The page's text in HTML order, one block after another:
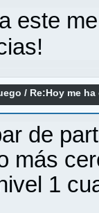
este
/ Re:Hoy me
de
más
1